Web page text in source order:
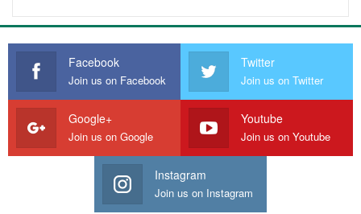
Facebook
Join us on Facebook
Twitter
Join us on Twitter
Google+
Join us on Google
Youtube
Join us on Youtube
Instagram
Join us on Instagram